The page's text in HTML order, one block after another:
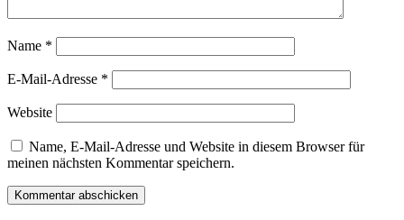
Name *
E-Mail-Adresse *
Website
Name, E-Mail-Adresse und Website in diesem Browser für
meinen nächsten Kommentar speichern.